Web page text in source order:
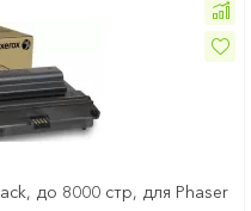
до 8000 стр, для Phaser